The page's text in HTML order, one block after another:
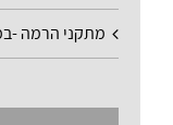
מתקני הרמה -